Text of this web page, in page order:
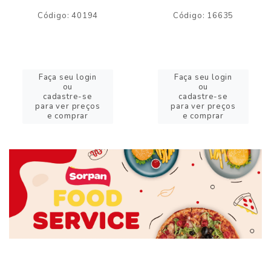
Código: 40194
Faça seu login
ou
cadastre-se
para ver preços
e comprar
Código: 16635
Faça seu login
ou
cadastre-se
para ver preços
e comprar